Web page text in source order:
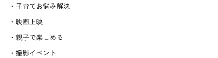
・子育てお悩み解決
・映画上映
・親子で楽しめる
・撮影イベント